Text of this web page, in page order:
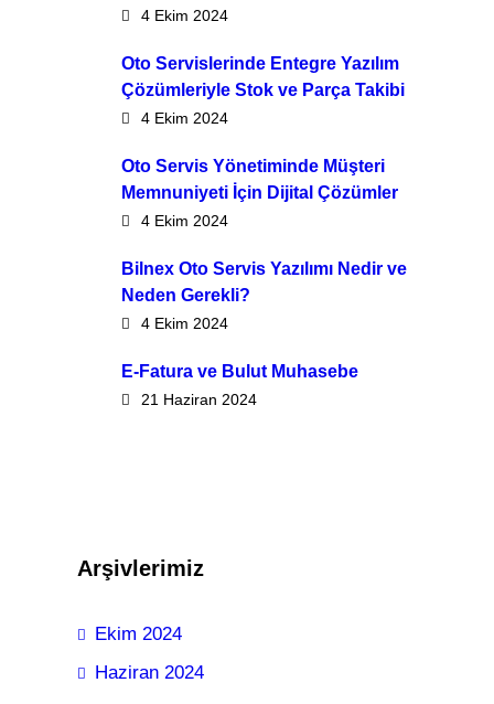
4 Ekim 2024
Oto Servislerinde Entegre Yazılım
Çözümleriyle Stok ve Parça Takibi
4 Ekim 2024
Oto Servis Yönetiminde Müşteri
Memnuniyeti İçin Dijital Çözümler
4 Ekim 2024
Bilnex Oto Servis Yazılımı Nedir ve
Neden Gerekli?
4 Ekim 2024
E-Fatura ve Bulut Muhasebe
21 Haziran 2024
Arşivlerimiz
Ekim 2024
Haziran 2024